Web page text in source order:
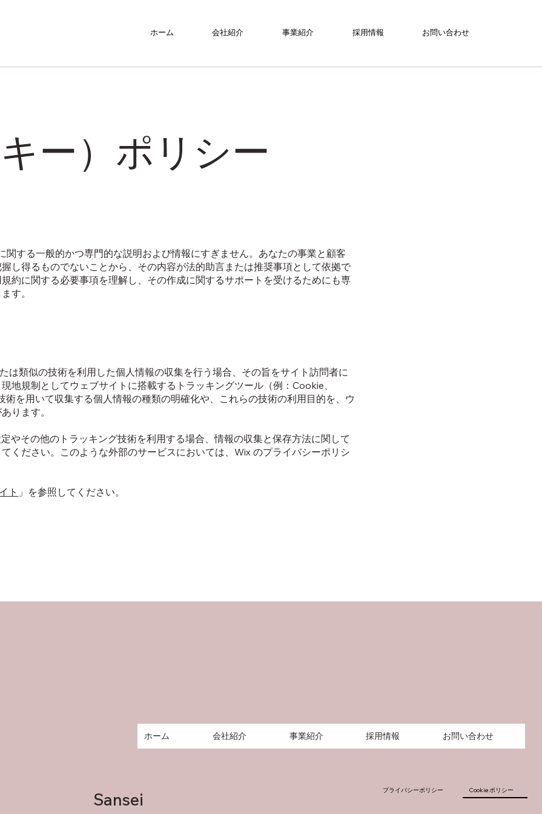
ホーム 会社紹介 事業紹介 採用情報 お問い合わせ
ー）ポリシー
する一般的かつ専門的な説明および情報にすぎません。あなたの事業と顧客
し得るものでないことから、その内容が法的助言または推奨事項として依拠で
約に関する必要事項を理解し、その作成に関するサポートを受けるためにも専
す。
は類似の技術を利用した個人情報の収集を行う場合、その旨をサイト訪問者に
地規制としてウェブサイトに搭載するトラッキングツール（例：Cookie、
を用いて収集する個人情報の種類の明確化や、これらの技術の利用目的を、ウ
ります。
やその他のトラッキング技術を利用する場合、情報の収集と保存方法に関して
ください。このような外部のサービスにおいては、Wix のプライバシーポリシ
ト 」を参照してください。
ホーム 会社紹介 事業紹介 採用情報 お問い合わせ
プライバシーポリシー Cookie ポリシー
Sansei